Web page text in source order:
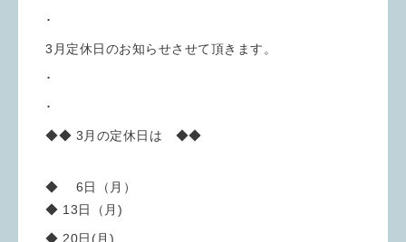
･
3月定休日のお知らせさせて頂きます。
･
･
◆◆ 3月の定休日は ◆◆
◆ 6日（月）
◆ 13日（月)
◆ 20日(月)